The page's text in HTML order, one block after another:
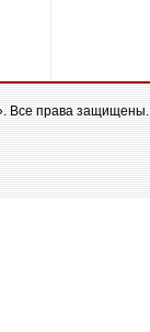
Все права защищены.